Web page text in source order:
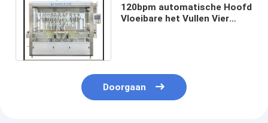
120bpm automatische Hoofd
Vloeibare het Vullen Vier
Doorgaan